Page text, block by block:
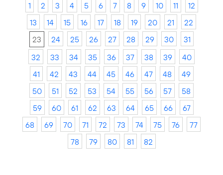
1 2 3 4 5 6 7 8 9 10 11
12
13
14 15 16 17 18 19 20 21
22
23
24 25 26 27 28 29 30
31
32
33 34 35 36 37 38 39
40
41
42 43 44 45 46 47 48
49
50
51 52 53 54 55 56 57
58
59
60 61 62 63 64 65 66
67
68
69 70 71 72 73 74 75 76
77
78
79 80 81 82